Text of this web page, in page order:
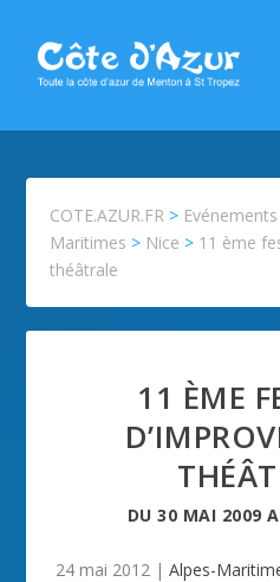
COTE.AZUR.FR > Evénements
Maritimes > Nice > 11 ème
théâtrale
11 ÈME
DU30 MAI 2009
24 mai 2012 | Alpes-